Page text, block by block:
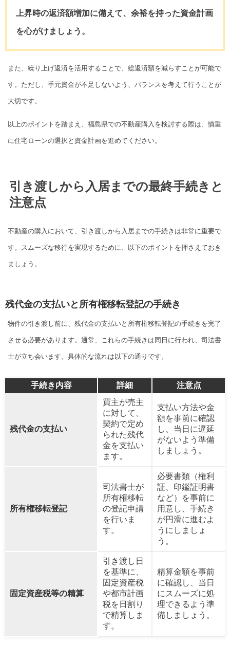
上昇時の返済額増加に備えて、余裕を持った資金計画
を心がけましょう。
また、繰り上げ返済を活用することで、総返済額を減らすことが可能で
す。ただし、手元資金が不足しないよう、バランスを考えて行うことが
大切です。
以上のポイントを踏まえ、福島県での不動産購入を検討する際は、慎重
に住宅ローンの選択と資金計画を進めてください。
引き渡しから入居までの最終手続きと
注意点
不動産の購入において、引き渡しから入居までの手続きは非常に重要で
す。スムーズな移行を実現するために、以下のポイントを押さえておき
ましょう。
残代金の支払いと所有権移転登記の手続き
物件の引き渡し前に、残代金の支払いと所有権移転登記の手続きを完了
させる必要があります。通常、これらの手続きは同日に行われ、司法書
士が立ち会います。具体的な流れは以下の通りです。
手続き内容 詳細 注意点
残代金の支払い
買主が売主
に対して、
契約で定め
られた残代
金を支払い
ます。
支払い方法や金
額を事前に確認
し、当日に遅延
がないよう準備
しましょう。
所有権移転登記
司法書士が
所有権移転
の登記申請
を行いま
す。
必要書類（権利
証、印鑑証明書
など）を事前に
用意し、手続き
が円滑に進むよ
うにしましょ
う。
固定資産税等の精算
引き渡し日
を基準に、
固定資産税
や都市計画
税を日割り
で精算しま
す。
精算金額を事前
に確認し、当日
にスムーズに処
理できるよう準
備しましょう。